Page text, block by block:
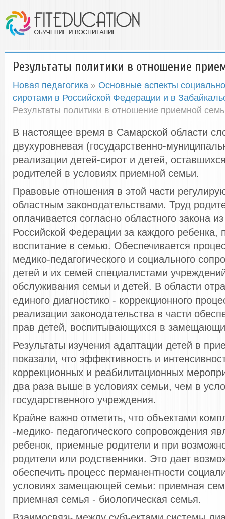
Результаты политики в отношение
Новая педагогика » Основные аспекты
сиротами в Российской Федерации и в
Результаты политики в отношение приемной
В настоящее время в Самарской области
двухуровневая (государственно-
реализации детей-сирот и детей,
родителей в условиях приемной семьи.
Правовые отношения в этой части
областным законодательствами. Труд
оплачивается согласно областного закона
Российской Федерации за каждого ребенка,
воспитание в семью. Обеспечивается
медико-педагогического и социального
детей и их семей специалистами
обслуживания семьи и детей. В области
единого диагностико - коррекционного
реализации законодательства в части
прав детей, воспитывающихся в
Результаты изучения адаптации детей в
показали, что эффективность и
коррекционных и реабилитационных
два раза выше в условиях семьи, чем в
государственного учреждения.
Крайне важно отметить, что объектами
-медико- педагогического сопровождения
ребенок, приемные родители и при
родители или родственники. Это дает
обеспечить процесс перманентности
условиях замещающей семьи: приемная
приемная семья - биологическая семья.